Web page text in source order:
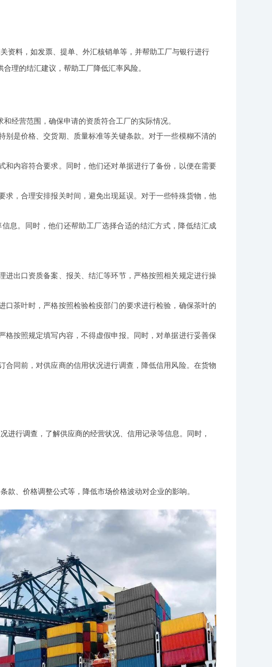
资料，如发票、提单、外汇核销单等，并帮助工厂与银行进行
理的结汇建议，帮助工厂降低汇率风险。
经营范围，确保申请的资质符合工厂的实际情况。
是价格、交货期、质量标准等关键条款。对于一些模糊不清的
内容符合要求。同时，他们还对单据进行了备份，以便在需要
，合理安排报关时间，避免出现延误。对于一些特殊货物，他
息。同时，他们还帮助工厂选择合适的结汇方式，降低结汇成
出口资质备案、报关、结汇等环节，严格按照相关规定进行操
茶叶时，严格按照检验检疫部门的要求进行检验，确保茶叶的
按照规定填写内容，不得虚假申报。同时，对单据进行妥善保
同前，对供应商的信用状况进行调查，降低信用风险。在货物
进行调查，了解供应商的经营状况、信用记录等信息。同时，
、价格调整公式等，降低市场价格波动对企业的影响。